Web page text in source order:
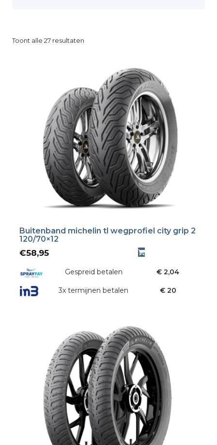
Toont alle 27 resultaten
Buitenband michelin tl wegprofiel city grip 2
120/70×12
€58,95
Gespreid betalen € 2,04
3x termijnen betalen € 20